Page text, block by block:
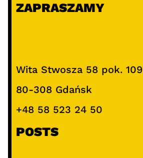
ZAPRASZAMY
Wita Stwosza 58 pok. 109
80-308 Gdańsk
+48 58 523 24 50
POSTS